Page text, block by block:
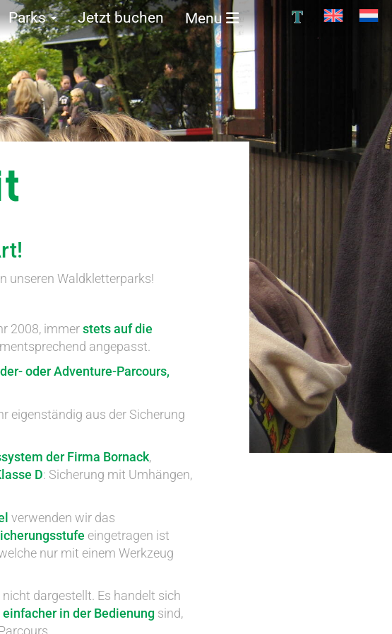
Parks Jetzt buchen Menu T
unseren Waldkletterparks!
2008, immerstets auf die
angepasst.
oder Adventure-Parcours,
eigenständig aus der Sicherung
der Firma Bornack,
D: Sicherung mit Umhängen,
verwenden wir das
eingetragen ist
nur mit einem Werkzeug
dargestellt. Es handelt sich
einfacher in der Bedienung sind,